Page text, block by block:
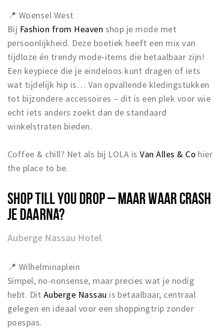
📍 Woensel West
Bij Fashion from Heaven shop je mode met
persoonlijkheid. Deze boetiek heeft een mix van
tijdloze én trendy mode-items die betaalbaar zijn!
Een keypiece die je eindeloos kunt dragen of iets
wat tijdelijk hip is… Van opvallende kledingstukken
tot bijzondere accessoires – dit is een plek voor wie
echt iets anders zoekt dan de standaard
winkelstraten bieden.
Coffee & chill? Net als bij LOLA isVan Alles & Co hier
the place to be.
SHOP TILL YOU DROP – MAAR WAAR CRASH
JE DAARNA?
Auberge Nassau Hotel
📍 Wilhelminaplein
Simpel, no-nonsense, maar precies wat je nodig
hebt. Dit Auberge Nassau is betaalbaar, centraal
gelegen en ideaal voor een shoppingtrip zonder
poespas.